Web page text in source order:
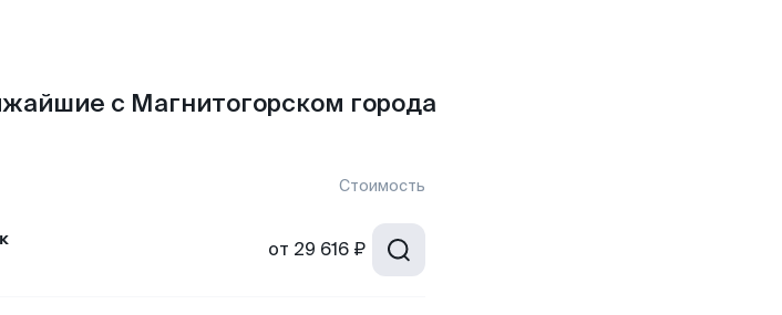
с Магнитогорском города
Стоимость
от 29 616 ₽